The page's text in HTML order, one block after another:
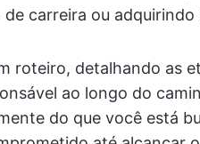
carreira ou adquirindo
roteiro, detalhando as
ao longo do
do que você está